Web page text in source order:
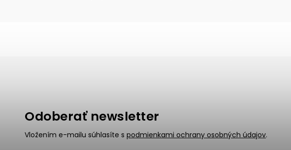
Odoberať newsletter
Vložením e-mailu súhlasíte s podmienkami ochrany osobných údajov.